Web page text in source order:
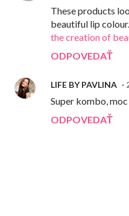
These products
beautiful lip colour.
the creation of
ODPOVEDAŤ
LIFE BY PAVLINA
Super kombo,
ODPOVEDAŤ